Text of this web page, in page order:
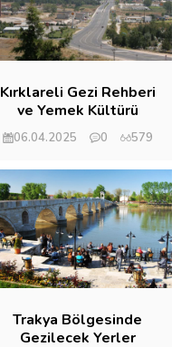
Kırklareli Gezi Rehberi
ve Yemek Kültürü
06.04.2025 0 579
Trakya Bölgesinde
Gezilecek Yerler